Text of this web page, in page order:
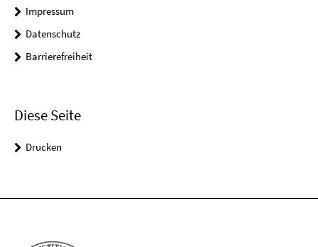
Impressum
Datenschutz
Barrierefreiheit
Diese Seite
Drucken